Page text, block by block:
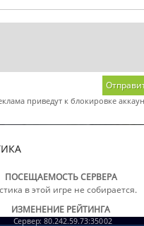
приведут к блокировке
ПОСЕЩАЕМОСТЬ СЕРВЕРА
в этой игре не собирается.
ИЗМЕНЕНИЕ РЕЙТИНГА